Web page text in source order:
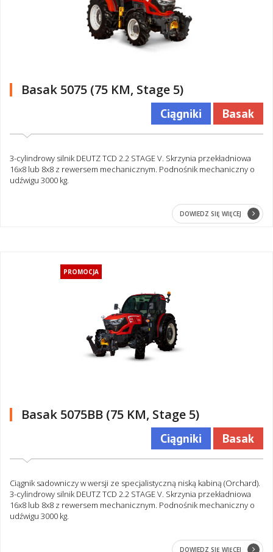
Basak 5075 (75 KM, Stage 5)
Ciągniki Basak
3-cylindrowy silnik DEUTZ TCD 2.2 STAGE V. Skrzynia przekładniowa
16x8 lub 8x8 z rewersem mechanicznym. Podnośnik mechaniczny o
udźwigu 3000 kg.
DOWIEDZ SIĘ WIĘCEJ
PROMOCJA
Basak 5075BB (75 KM, Stage 5)
Ciągniki Basak
Ciągnik sadowniczy w wersji ze specjalistyczną niską kabiną (Orchard).
3-cylindrowy silnik DEUTZ TCD 2.2 STAGE V. Skrzynia przekładniowa
16x8 lub 8x8 z rewersem mechanicznym. Podnośnik mechaniczny o
udźwigu 3000 kg.
DOWIEDZ SIĘ WIĘCEJ